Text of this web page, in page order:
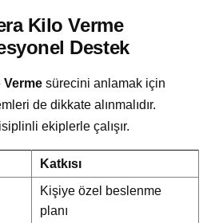
Kilo Verme
Destek
sürecini anlamak için
de dikkate alınmalıdır.
ekiplerle çalışır.
Katkısı
Kişiye özel beslenme
planı